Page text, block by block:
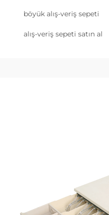
böyük alış-veriş sepeti
alış-veriş sepeti satın al